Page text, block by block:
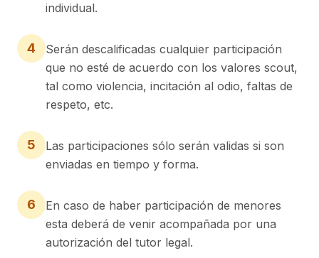
individual.
4
Serán descalificadas cualquier participación
que no esté de acuerdo con los valores scout,
tal como violencia, incitación al odio, faltas de
respeto, etc.
5
Las participaciones sólo serán validas si son
enviadas en tiempo y forma.
6
En caso de haber participación de menores
esta deberá de venir acompañada por una
autorización del tutor legal.